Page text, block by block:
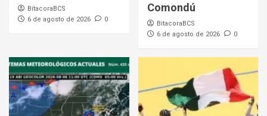
BitacoraBCS
6 de agosto de 2026
0
Comondú
BitacoraBCS
6 de agosto de 2026
0